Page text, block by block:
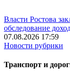
Власти Ростова
обследование
07.08.2026 17:59
Новости рубрики
Транспорт и